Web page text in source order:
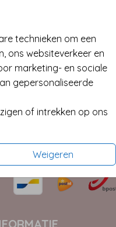
technieken om een
ons websiteverkeer en
marketing- en sociale
gepersonaliseerde
of intrekken op ons
Weigeren
✓
✓ Extra
* Kleine